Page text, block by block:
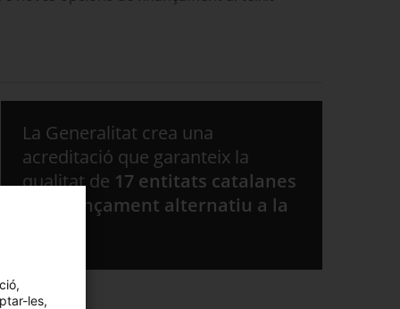
La Generalitat crea una
acreditació que garanteix la
qualitat de 17 entitats catalanes
de finançament alternatiu a la
les,